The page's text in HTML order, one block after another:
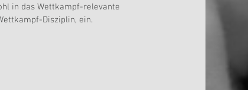
in das Wettkampf-relevante
Disziplin, ein.